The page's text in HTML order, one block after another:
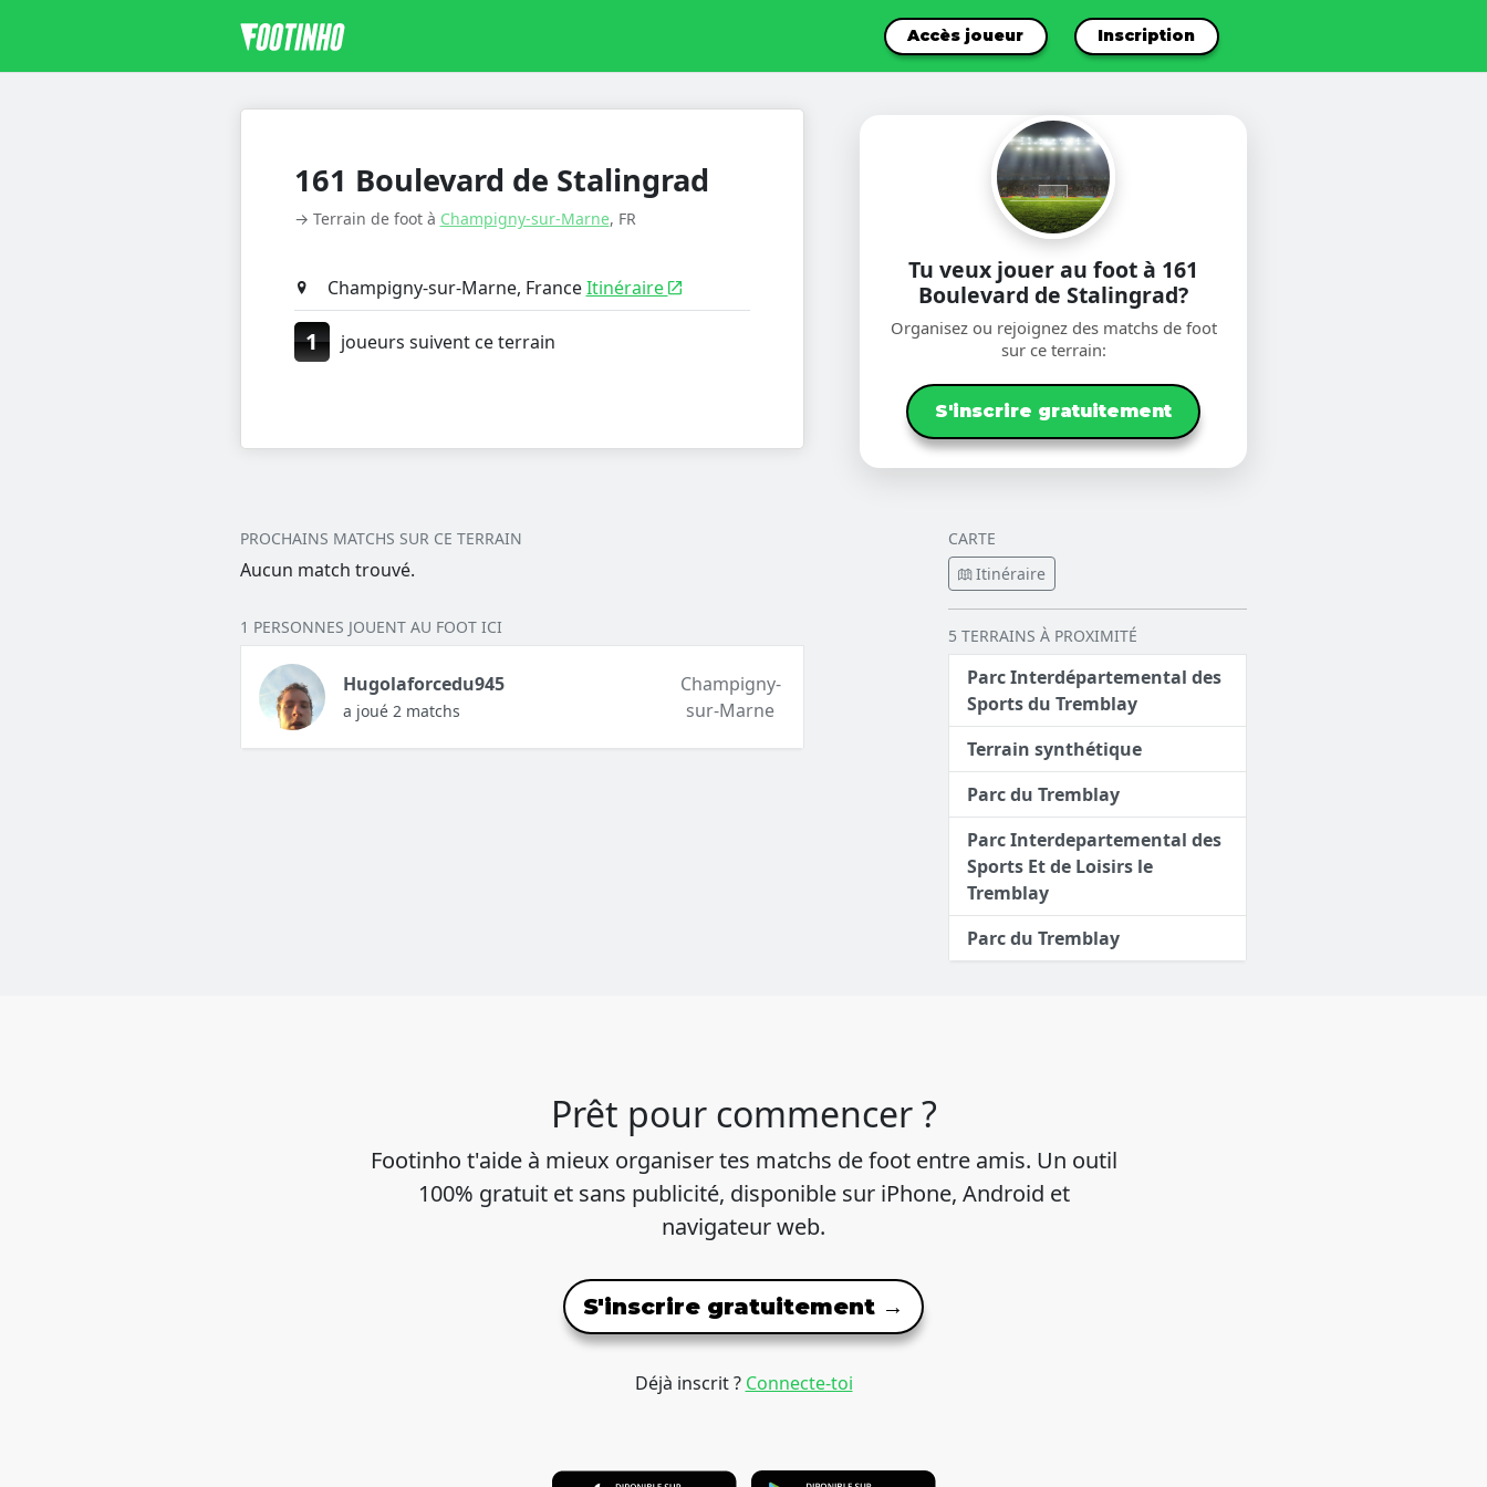
Accès joueur Inscription
161 Boulevard de Stalingrad
→ Terrain de foot à Champigny-sur-Marne, FR
Champigny-sur-Marne, FranceItinéraire
1 joueurs suivent ce terrain
Tu veux jouer au foot à 161
Boulevard de Stalingrad?
Organisez ou rejoignez des matchs de foot
sur ce terrain:
S'inscrire gratuitement
PROCHAINS MATCHS SUR CE TERRAIN
Aucun match trouvé.
1 PERSONNES JOUENT AU FOOT ICI
Hugolaforcedu945
a joué 2 matchs
Champigny-
sur-Marne
CARTE
Itinéraire
5 TERRAINS À PROXIMITÉ
Parc Interdépartemental des
Sports du Tremblay
Terrain synthétique
Parc du Tremblay
Parc Interdepartemental des
Sports Et de Loisirs le
Tremblay
Parc du Tremblay
Prêt pour commencer ?
Footinho t'aide à mieux organiser tes matchs de foot entre amis. Un outil
100% gratuit et sans publicité, disponible sur iPhone, Android et
navigateur web.
S'inscrire gratuitement →
Déjà inscrit ? Connecte-toi